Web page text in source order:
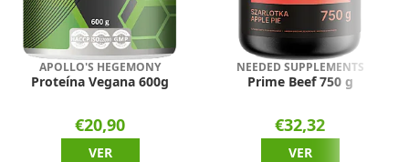
APOLLO'S HEGEMONY
Proteína Vegana 600g
€20,90
VER
NEEDED SUPPLEMENTS
Prime Beef 750 g
€32,32
VER